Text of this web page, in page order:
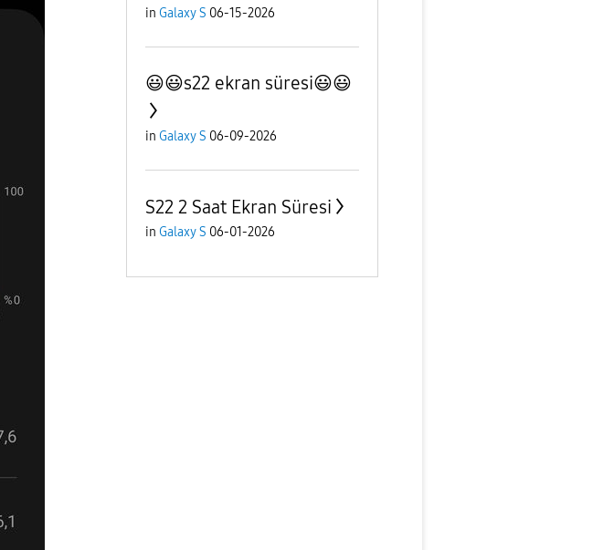
in Galaxy S 06-15-2026
😃😃s22 ekran süresi😃😃
in Galaxy S 06-09-2026
S22 2 Saat Ekran Süresi
in Galaxy S 06-01-2026